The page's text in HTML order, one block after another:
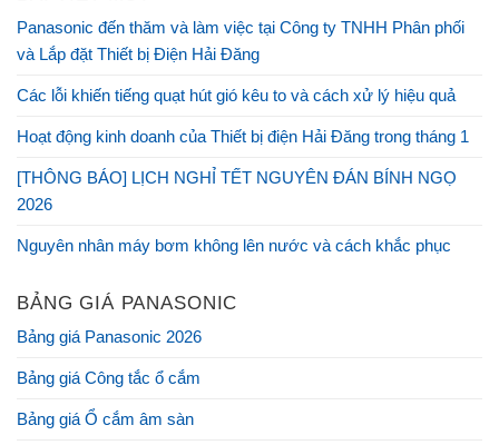
Panasonic đến thăm và làm việc tại Công ty TNHH Phân phối
và Lắp đặt Thiết bị Điện Hải Đăng
Các lỗi khiến tiếng quạt hút gió kêu to và cách xử lý hiệu quả
Hoạt động kinh doanh của Thiết bị điện Hải Đăng trong tháng 1
[THÔNG BÁO] LỊCH NGHỈ TẾT NGUYÊN ĐÁN BÍNH NGỌ
2026
Nguyên nhân máy bơm không lên nước và cách khắc phục
BẢNG GIÁ PANASONIC
Bảng giá Panasonic 2026
Bảng giá Công tắc ổ cắm
Bảng giá Ổ cắm âm sàn